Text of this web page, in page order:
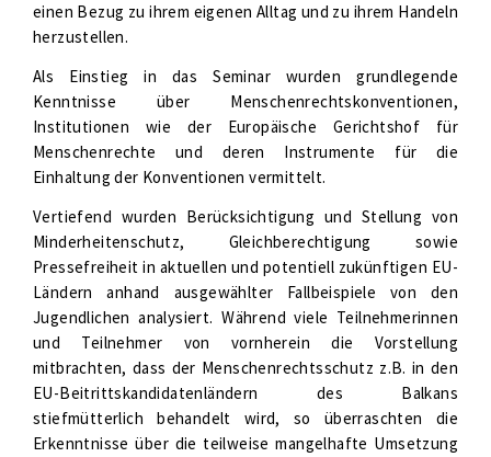
einen Bezug zu ihrem eigenen Alltag und zu ihrem Handeln
herzustellen.
Als Einstieg in das Seminar wurden grundlegende
Kenntnisse über Menschenrechtskonventionen,
Institutionen wie der Europäische Gerichtshof für
Menschenrechte und deren Instrumente für die
Einhaltung der Konventionen vermittelt.
Vertiefend wurden Berücksichtigung und Stellung von
Minderheitenschutz, Gleichberechtigung sowie
Pressefreiheit in aktuellen und potentiell zukünftigen EU-
Ländern anhand ausgewählter Fallbeispiele von den
Jugendlichen analysiert. Während viele Teilnehmerinnen
und Teilnehmer von vornherein die Vorstellung
mitbrachten, dass der Menschenrechtsschutz z.B. in den
EU-Beitrittskandidatenländern des Balkans
stiefmütterlich behandelt wird, so überraschten die
Erkenntnisse über die teilweise mangelhafte Umsetzung